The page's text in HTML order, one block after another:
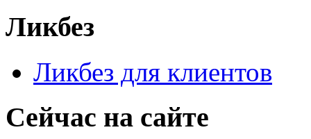
Ликбез
Ликбез для клиентов
Сейчас на сайте